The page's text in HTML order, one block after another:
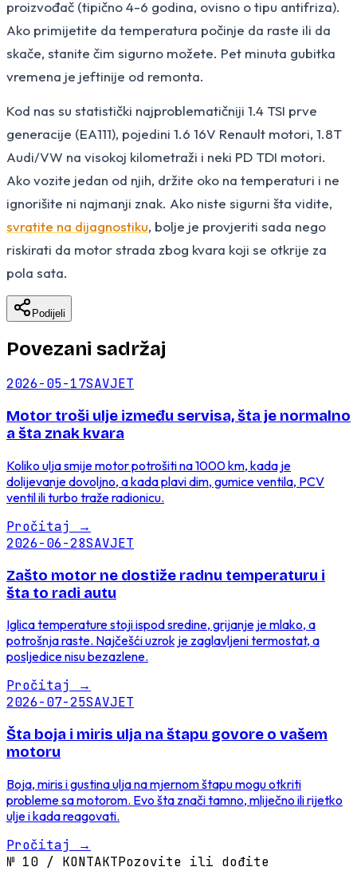
proizvođač (tipično 4-6 godina, ovisno o tipu antifriza).
Ako primijetite da temperatura počinje da raste ili da
skače, stanite čim sigurno možete. Pet minuta gubitka
vremena je jeftinije od remonta.
Kod nas su statistički najproblematičniji 1.4 TSI prve
generacije (EA111), pojedini 1.6 16V Renault motori, 1.8T
Audi/VW na visokoj kilometraži i neki PD TDI motori.
Ako vozite jedan od njih, držite oko na temperaturi i ne
ignorišite ni najmanji znak. Ako niste sigurni šta vidite,
svratite na dijagnostiku, bolje je provjeriti sada nego
riskirati da motor strada zbog kvara koji se otkrije za
pola sata.
Podijeli
Povezani sadržaj
2026-05-17SAVJET
Motor troši ulje između servisa, šta je normalno
a šta znak kvara
Koliko ulja smije motor potrošiti na 1000 km, kada je
dolijevanje dovoljno, a kada plavi dim, gumice ventila, PCV
ventil ili turbo traže radionicu.
Pročitaj →
2026-06-28SAVJET
Zašto motor ne dostiže radnu temperaturu i
šta to radi autu
Iglica temperature stoji ispod sredine, grijanje je mlako, a
potrošnja raste. Najčešći uzrok je zaglavljeni termostat, a
posljedice nisu bezazlene.
Pročitaj →
2026-07-25SAVJET
Šta boja i miris ulja na štapu govore o vašem
motoru
Boja, miris i gustina ulja na mjernom štapu mogu otkriti
probleme sa motorom. Evo šta znači tamno, mliječno ili rijetko
ulje i kada reagovati.
Pročitaj →
№ 10 / KONTAKTPozovite ili dođite